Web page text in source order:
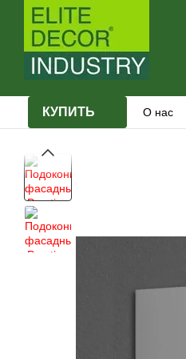
Перейти к основному контенту
КУПИТЬ О нас